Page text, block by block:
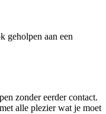
geholpen aan een
zonder eerder contact.
alle plezier wat je moet